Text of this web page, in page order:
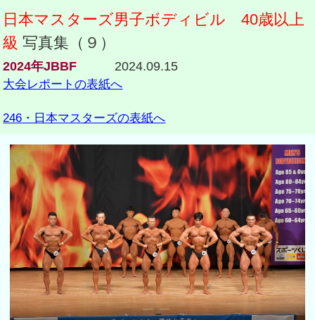
日本マスターズ男子ボディビル 40歳以上
級 写真集（９）
2024年JBBF 2024.09.15
大会レポートの表紙へ
246・日本マスターズの表紙へ